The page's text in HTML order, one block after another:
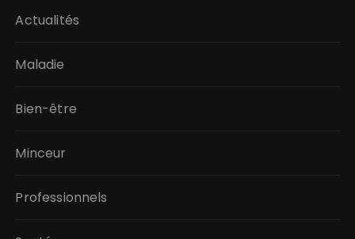
Actualités
Maladie
Bien-être
Minceur
Professionnels